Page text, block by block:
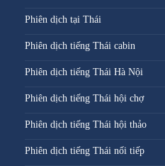
Phiên dịch tại Thái
Phiên dịch tiếng Thái cabin
Phiên dịch tiếng Thái Hà Nội
Phiên dịch tiếng Thái hội chợ
Phiên dịch tiếng Thái hội thảo
Phiên dịch tiếng Thái nối tiếp